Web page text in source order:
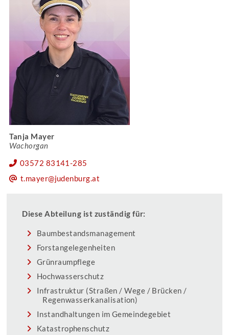
Tanja Mayer
Wachorgan
03572 83141-285
t.mayer@judenburg.at
Diese Abteilung ist zuständig für:
Baumbestandsmanagement
Forstangelegenheiten
Grünraumpflege
Hochwasserschutz
Infrastruktur (Straßen / Wege / Brücken /
Regenwasserkanalisation)
Instandhaltungen im Gemeindegebiet
Katastrophenschutz